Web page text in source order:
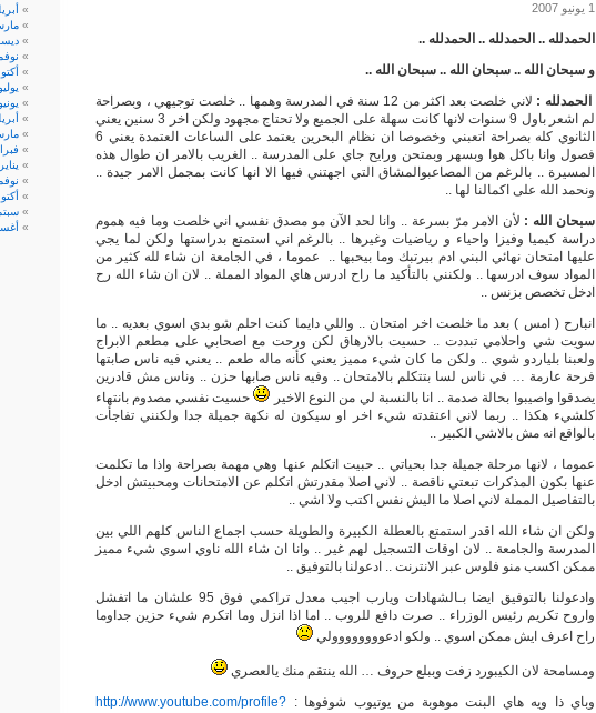
1 يونيو 2007
الحمدلله .. الحمدلله .. الحمدلله ..
و سبحان الله .. سبحان الله .. سبحان الله ..
الحمدلله :
لاني خلصت بعد اكثر من 12 سنة في المدرسة وهمها .. خلصت توجيهي ، وبصراحة
لم اشعر باول 9 سنوات لانها كانت سهلة على الجميع ولا تحتاج مجهود ولكن اخر 3 سنين يعني
الثانوي كله بصراحة اتعبني وخصوصا ان نظام البحرين يعتمد على الساعات العتمدة يعني 6
فصول وانا باكل هوا وبسهر وبمتحن ورايح جاي على المدرسة .. الغريب بالامر ان طوال هذه
المسيرة .. بالرغم من المصاعبوالمشاق التي اجهتني فيها الا انها كانت بمجمل الامر جيدة ..
ونحمد الله على اكمالنا لها ..
سبحان الله : لأن الامر مرّ بسرعة .. وانا لحد الآن مو مصدق نفسي اني خلصت وما فيه هموم
دراسة كيميا وفيزا واحياء و رياضيات وغيرها .. بالرغم اني استمتع بدراستها ولكن لما يجي
عليها امتحان نهائي البني ادم بيرتبك وما بيحبها .. عموما ، في الجامعة ان شاء لله كثير من
المواد سوف ادرسها .. ولكنني بالتأكيد ما راح ادرس هاي المواد المملة .. لان ان شاء الله رح
ادخل تخصص بزنس ..
انبارح ( امس ) بعد ما خلصت اخر امتحان .. واللي دايما كنت احلم شو بدي اسوي بعديه .. ما
سويت شي واحلامي تبددت .. حسيت بالارهاق لكن ورحت مع اصحابي على مطعم الابراج
ولعبنا بلياردو شوي .. ولكن ما كان شيء مميز يعني كأنه ماله طعم .. يعني فيه ناس صابتها
فرحة عارمة … في ناس لسا بتتكلم بالامتحان .. وفيه ناس صابها حزن .. وناس مش قادرين
يصدقوا واصيبوا بحالة صدمة .. انا بالنسبة لي من النوع الاخير
حسيت نفسي مصدوم بانتهاء
كلشيء هكذا .. ربما لاني اعتقدته شيء اخر او سيكون له نكهة جميلة جدا ولكنني تفاجأت
بالواقع انه مش بالاشي الكبير ..
عموما ، لانها مرحلة جميلة جدا بحياتي .. حبيت اتكلم عنها وهي مهمة بصراحة واذا ما تكلمت
عنها بكون المذكرات تبعتي ناقصة .. لاني اصلا مقدرتش اتكلم عن الامتحانات ومحبيتش ادخل
بالتفاصيل المملة لاني اصلا ما اليش نفس اكتب ولا اشي ..
ولكن ان شاء الله اقدر استمتع بالعطلة الكبيرة والطويلة حسب اجماع الناس كلهم اللي بين
المدرسة والجامعة .. لان اوقات التسجيل لهم غير .. وانا ان شاء الله ناوي اسوي شيء مميز
ممكن اكسب منو فلوس عبر الانترنت .. ادعولنا بالتوفيق ..
وادعولنا بالتوفيق ايضا بـالشهادات ويارب اجيب معدل تراكمي فوق 95 علشان ما اتفشل
واروح تكريم رئيس الوزراء .. صرت دافع للروب .. اما اذا انزل وما اتكرم شيء حزين جداوما
راح اعرف ايش ممكن اسوي .. ولكو ادعوووووووولي
ومسامحة لان الكيبورد زفت وببلع حروف … الله ينتقم منك يالعصري
وباي ذا ويه هاي البنت موهوبة من يوتيوب شوفوها : http://www.youtube.com/profile?
أبريل
مارس
نوفمبر
أكتوبر
يوليو
يونيو
أبريل
مارس
فبراير
يناير 2007
نوفمبر
أكتوبر
سبتمبر